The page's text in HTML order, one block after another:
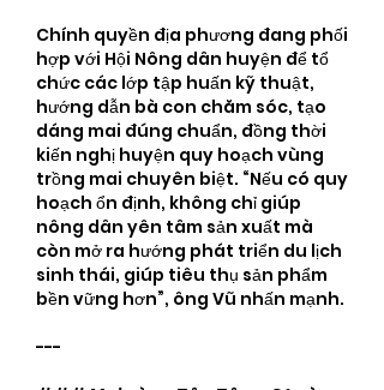
Chính quyền địa phương đang phối
hợp với Hội Nông dân huyện để tổ
chức các lớp tập huấn kỹ thuật,
hướng dẫn bà con chăm sóc, tạo
dáng mai đúng chuẩn, đồng thời
kiến nghị huyện quy hoạch vùng
trồng mai chuyên biệt. “Nếu có quy
hoạch ổn định, không chỉ giúp
nông dân yên tâm sản xuất mà
còn mở ra hướng phát triển du lịch
sinh thái, giúp tiêu thụ sản phẩm
bền vững hơn”, ông Vũ nhấn mạnh.
---